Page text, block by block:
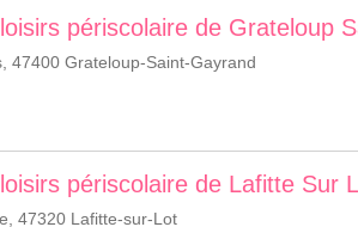
périscolaire de Grateloup
47400 Grateloup-Saint-Gayrand
périscolaire de Lafitte Sur
47320 Lafitte-sur-Lot